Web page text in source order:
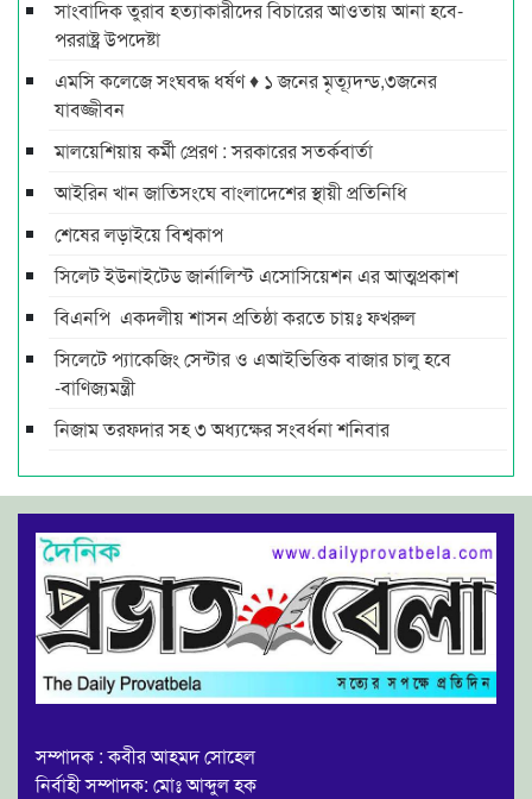
সাংবাদিক তুরাব হত্যাকারীদের বিচারের আওতায় আনা হবে-
পররাষ্ট্র উপদেষ্টা
এমসি কলেজে সংঘবদ্ধ ধর্ষণ ♦ ১ জনের মৃত্যূদন্ড,৩জনের
যাবজ্জীবন
মালয়েশিয়ায় কর্মী প্রেরণ : সরকারের সতর্কবার্তা
আইরিন খান জাতিসংঘে বাংলাদেশের স্থায়ী প্রতিনিধি
শেষের লড়াইয়ে বিশ্বকাপ
সিলেট ইউনাইটেড জার্নালিস্ট এসোসিয়েশন এর আত্মপ্রকাশ
বিএনপি একদলীয় শাসন প্রতিষ্ঠা করতে চায়ঃ ফখরুল
সিলেটে প্যাকেজিং সেন্টার ও এআইভিত্তিক বাজার চালু হবে
-বাণিজ্যমন্ত্রী
নিজাম তরফদার সহ ৩ অধ্যক্ষের সংবর্ধনা শনিবার
সম্পাদক : কবীর আহমদ সোহেল
নির্বাহী সম্পাদক: মোঃ আব্দুল হক